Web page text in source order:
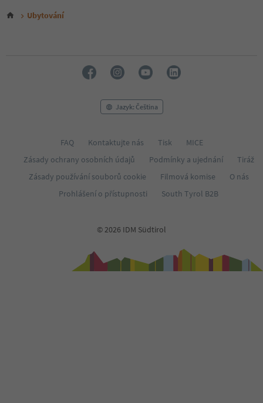
Ubytování
Jazyk: Čeština
FAQ Kontaktujte nás Tisk
MICE
Zásady ochrany osobních údajů
Podmínky a ujednání
Tiráž
Zásady používání souborů cookie
Filmová komise
O nás
Prohlášení o přístupnosti
South Tyrol B2B
© 2026 IDM Südtirol